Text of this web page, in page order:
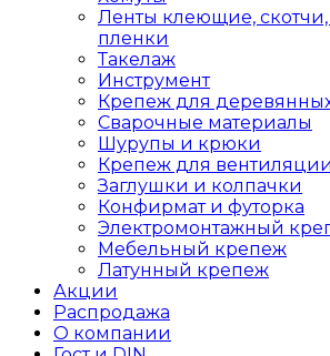
Ленты клеющие, скотчи,
пленки
Такелаж
Инструмент
Крепеж для
Сварочные материалы
Шурупы и крюки
Крепеж для вентиляции
Заглушки и колпачки
Конфирмат и футорка
Электромонтажный
Мебельный крепеж
Латунный крепеж
Акции
Распродажа
О компании